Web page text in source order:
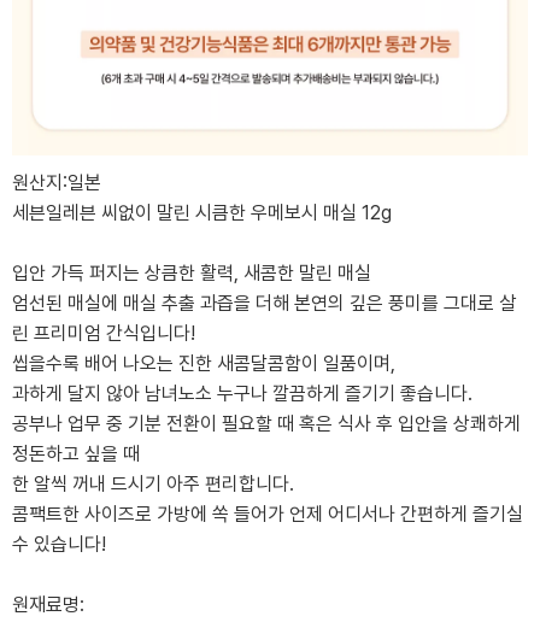
원산지:일본
세븐일레븐 씨없이 말린 시큼한 우메보시 매실 12g
입안 가득 퍼지는 상큼한 활력, 새콤한 말린 매실
엄선된 매실에 매실 추출 과즙을 더해 본연의 깊은 풍미를 그대로 살
린 프리미엄 간식입니다!
씹을수록 배어 나오는 진한 새콤달콤함이 일품이며,
과하게 달지 않아 남녀노소 누구나 깔끔하게 즐기기 좋습니다.
공부나 업무 중 기분 전환이 필요할 때 혹은 식사 후 입안을 상쾌하게
정돈하고 싶을 때
한 알씩 꺼내 드시기 아주 편리합니다.
콤팩트한 사이즈로 가방에 쏙 들어가 언제 어디서나 간편하게 즐기실
수 있습니다!
원재료명: